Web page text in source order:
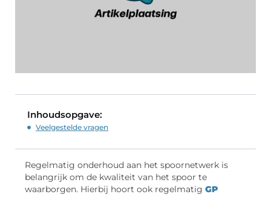
Inhoudsopgave:
Veelgestelde vragen
Regelmatig onderhoud aan het spoornetwerk is
belangrijk om de kwaliteit van het spoor te
waarborgen. Hierbij hoort ook regelmatig GP